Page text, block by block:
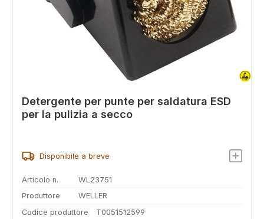
Detergente per punte per saldatura ESD
per la pulizia a secco
Disponibile a breve
Articolo n.
WL23751
Produttore
WELLER
Codice produttore
T0051512599